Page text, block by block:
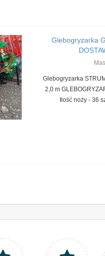
Glebogryzarka
Glebogryzarka
2,0 m
Ilość noży - 36